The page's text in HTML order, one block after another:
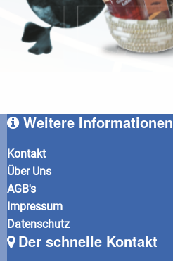
Weitere Informationen
Kontakt
Über Uns
AGB's
Impressum
Datenschutz
Der schnelle Kontakt